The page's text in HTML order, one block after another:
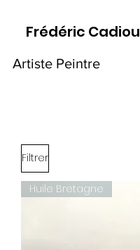
Frédéric Cadiou
Artiste Peintre
Filtrer
Huile Bretagne